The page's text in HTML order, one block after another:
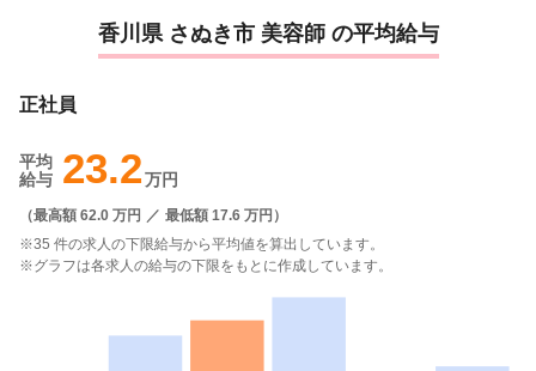
香川県 さぬき市 美容師 の平均給与
正社員
平均
給与 23.2万円
（最高額 62.0 万円 ／ 最低額 17.6 万円 ）
※35 件の求人の下限給与から平均値を算出しています。
※グラフは各求人の給与の下限をもとに作成しています。